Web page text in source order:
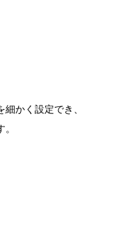
かく設定でき、